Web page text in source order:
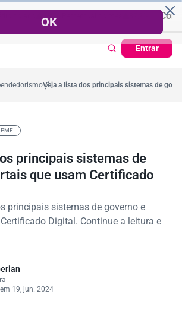
Entrar
Positivo
Veja a lista dos principais sistemas de
PME
principais sistemas de
que usam Certificado
principais sistemas de governo e
Digital. Continue a leitura e
19, jun. 2024